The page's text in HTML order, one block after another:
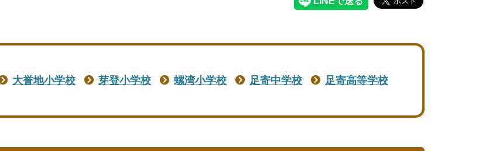
大誉地小学校 芽登小学校 螺湾小学校 足寄中学校 足寄高等学校